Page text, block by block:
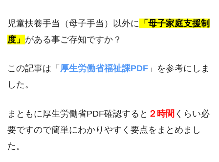
児童扶養手当（母子手当）以外に 「母子家庭支援制
度」 がある事ご存知ですか？
この記事は「 厚生労働省福祉課PDF 」を参考にしま
した。
まともに厚生労働省PDF確認すると ２時間 くらい必
要ですので簡単にわかりやすく要点をまとめまし
た。